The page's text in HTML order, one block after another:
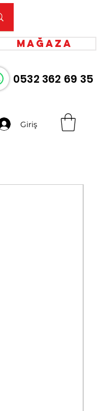
Mağaza
0532 362 69 35
Giriş